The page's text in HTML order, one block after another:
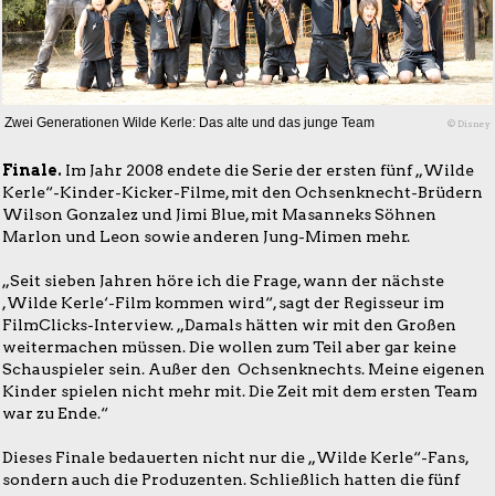
Zwei Generationen Wilde Kerle: Das alte und das junge Team © Disney
Finale. Im Jahr 2008 endete die Serie der ersten fünf „Wilde
Kerle“-Kinder-Kicker-Filme, mit den Ochsenknecht-Brüdern
Wilson Gonzalez und Jimi Blue, mit Masanneks Söhnen
Marlon und Leon sowie anderen Jung-Mimen mehr.
„Seit sieben Jahren höre ich die Frage, wann der nächste
,Wilde Kerle‘-Film kommen wird“, sagt der Regisseur im
FilmClicks-Interview. „Damals hätten wir mit den Großen
weitermachen müssen. Die wollen zum Teil aber gar keine
Schauspieler sein. Außer den Ochsenknechts. Meine eigenen
Kinder spielen nicht mehr mit. Die Zeit mit dem ersten Team
war zu Ende.“
Dieses Finale bedauerten nicht nur die „Wilde Kerle“-Fans,
sondern auch die Produzenten. Schließlich hatten die fünf